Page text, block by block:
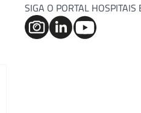
SIGA O PORTAL HOSPITAIS